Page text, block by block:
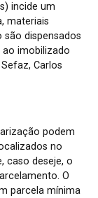
incide um
materiais
dispensados
imobilizado
Carlos
podem
no
caso deseje, o
O
parcela mínima